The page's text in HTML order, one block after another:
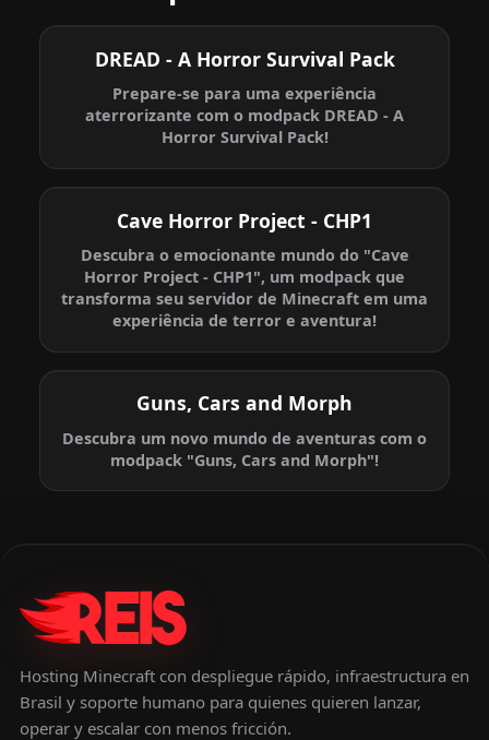
DREAD - A Horror Survival Pack
Prepare-se para uma experiência
aterrorizante com o modpack DREAD - A
Horror Survival Pack!
Cave Horror Project - CHP1
Descubra o emocionante mundo do "Cave
Horror Project - CHP1", um modpack que
transforma seu servidor de Minecraft em uma
experiência de terror e aventura!
Guns, Cars and Morph
Descubra um novo mundo de aventuras com o
modpack "Guns, Cars and Morph"!
Hosting Minecraft con despliegue rápido, infraestructura en
Brasil y soporte humano para quienes quieren lanzar,
operar y escalar con menos fricción.